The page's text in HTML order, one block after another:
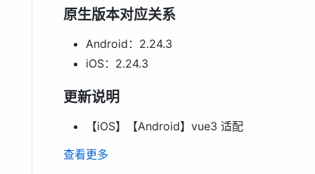
原生版本对应关系
Android：2.24.3
iOS：2.24.3
更新说明
【iOS】【Android】vue3 适配
查看更多